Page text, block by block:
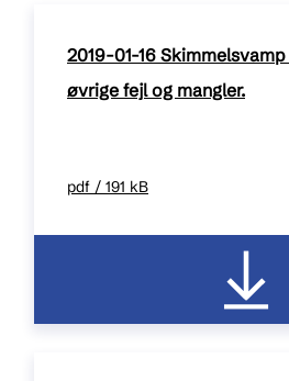
2019-01-16
øvrige fejl og mangler.
pdf / 191 kB